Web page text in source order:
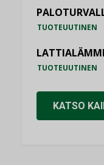
TUOTEUUTINEN
TUOTEUUTINEN
KATSO